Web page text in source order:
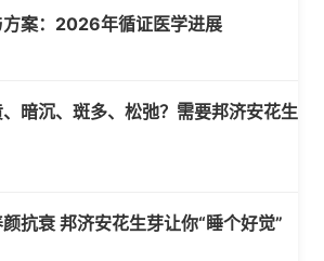
案：2026年循证医学进展
暗沉、斑多、松弛？需要邦济安花生
抗衰 邦济安花生芽让你“睡个好觉”